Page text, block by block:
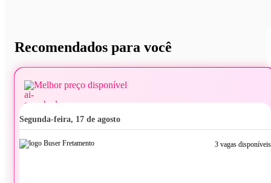
Recomendados para você
Melhor preço disponível
segunda-feira, 17 de agosto
3 vagas disponíveis